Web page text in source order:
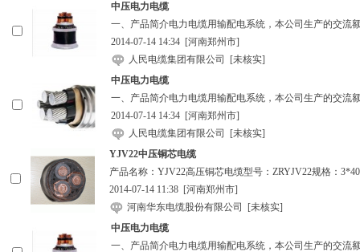
中压电力电缆
一、产品简介电力电缆用输配电系统，本公司生产的交流
2014-07-14 14:34 [河南郑州市]
人民电缆集团有限公司
[未核实]
中压电力电缆
一、产品简介电力电缆用输配电系统，本公司生产的交流
2014-07-14 14:34 [河南郑州市]
人民电缆集团有限公司
[未核实]
YJV22中压铜芯电缆
产品名称：YJV22高压铜芯电缆型号：ZRYJV22规格：
2014-07-14 11:38 [河南郑州市]
河南华东电缆股份有限公司
[未核实]
中压电力电缆
一、产品简介电力电缆用输配电系统，本公司生产的交流